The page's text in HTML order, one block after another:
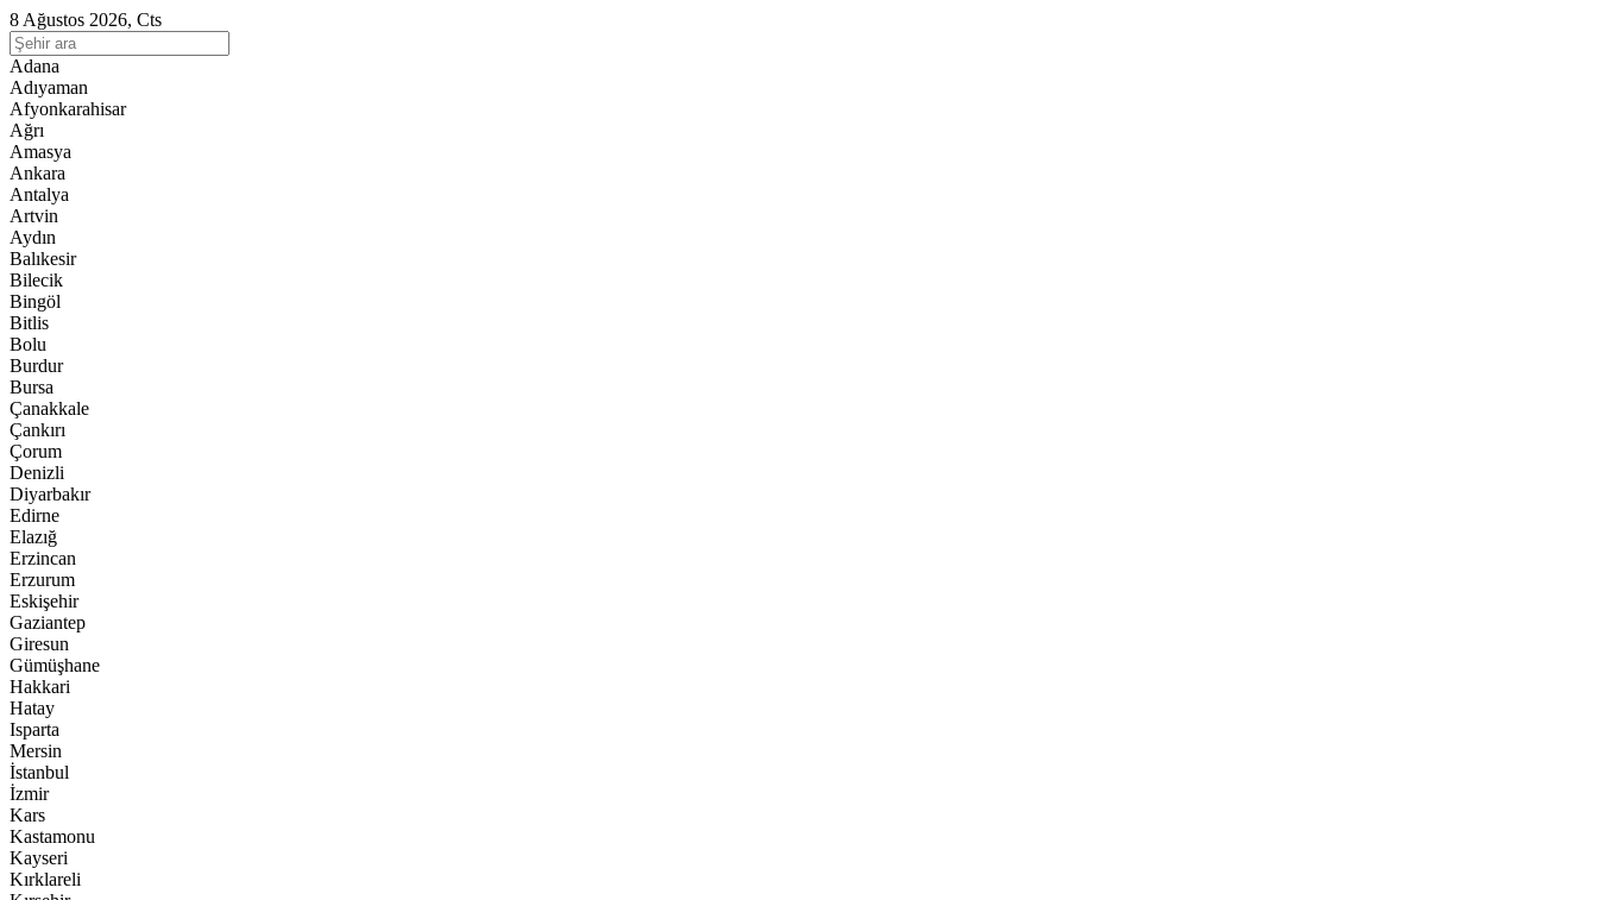
8 Ağustos 2026, Cts
Adana
Adıyaman
Afyonkarahisar
Ağrı
Amasya
Ankara
Antalya
Artvin
Aydın
Balıkesir
Bilecik
Bingöl
Bitlis
Bolu
Burdur
Bursa
Çanakkale
Çankırı
Çorum
Denizli
Diyarbakır
Edirne
Elazığ
Erzincan
Erzurum
Eskişehir
Gaziantep
Giresun
Gümüşhane
Hakkari
Hatay
Isparta
Mersin
İstanbul
İzmir
Kars
Kastamonu
Kayseri
Kırklareli